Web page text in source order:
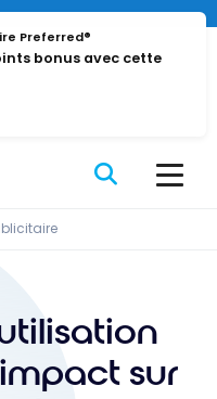
Preferred®
bonus avec cette
sur